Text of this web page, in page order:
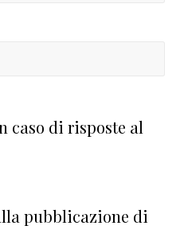
caso di risposte al
pubblicazione di